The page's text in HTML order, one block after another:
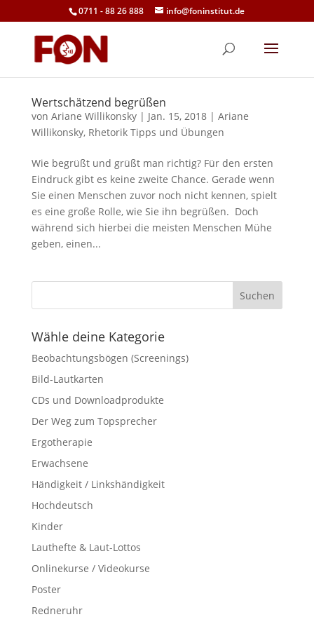
0711 - 88 26 888 info@foninstitut.de
Wertschätzend begrüßen
von Ariane Willikonsky| Jan. 15, 2018| Ariane
Willikonsky, Rhetorik Tipps und Übungen
Wie begrüßt und grüßt man richtig? Für den ersten
Eindruck gibt es keine zweite Chance. Gerade wenn
Sie einen Menschen zuvor noch nicht kennen, spielt
es eine große Rolle, wie Sie ihn begrüßen. Doch
während sich hierbei die meisten Menschen Mühe
geben, einen...
Wähle deine Kategorie
Beobachtungsbögen (Screenings)
Bild-Lautkarten
CDs und Downloadprodukte
Der Weg zum Topsprecher
Ergotherapie
Erwachsene
Händigkeit / Linkshändigkeit
Hochdeutsch
Kinder
Lauthefte & Laut-Lottos
Onlinekurse / Videokurse
Poster
Redneruhr